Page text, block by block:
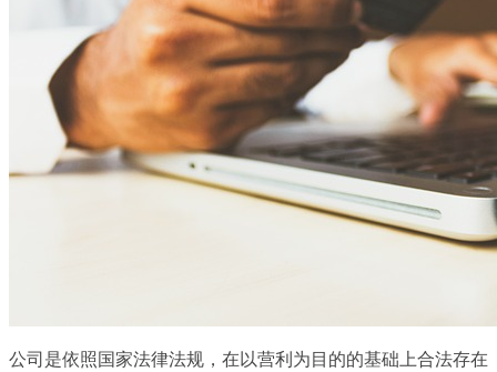
公司是依照国家法律法规，在以营利为目的的基础上合法存在